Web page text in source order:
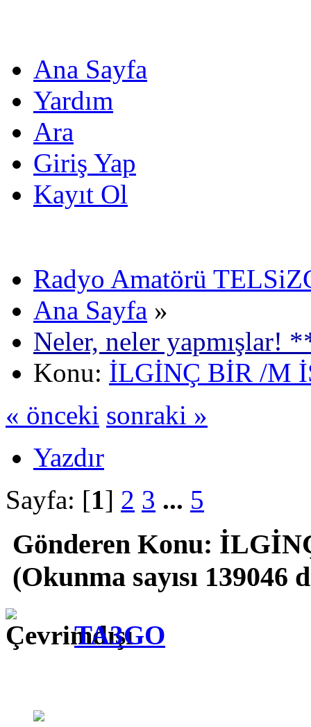
Ana Sayfa
Yardım
Ara
Giriş Yap
Kayıt Ol
Radyo Amatörü
Ana Sayfa »
Neler, neler yapmışlar!
Konu: İLGİNÇ BİR /M
« önceki sonraki »
Yazdır
Sayfa: [1] 2 3 ... 5
Gönderen Konu:
(Okunma sayısı 139046
TA3GO